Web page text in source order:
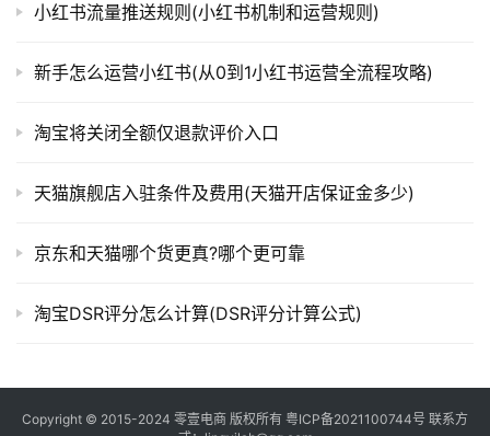
小红书流量推送规则(小红书机制和运营规则)
新手怎么运营小红书(从0到1小红书运营全流程攻略)
淘宝将关闭全额仅退款评价入口
天猫旗舰店入驻条件及费用(天猫开店保证金多少)
京东和天猫哪个货更真?哪个更可靠
淘宝DSR评分怎么计算(DSR评分计算公式)
Copyright © 2015-2024 零壹电商 版权所有 粤ICP备2021100744号 联系方